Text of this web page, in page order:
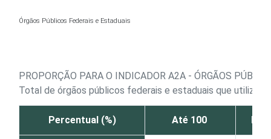
Órgãos Públicos Federais e Estaduais
PROPORÇÃO PARA O INDICADOR A2A - ÓRGÃOS
Total de órgãos públicos federais e estaduais que utilizam
Percentual (%) Até 100 De